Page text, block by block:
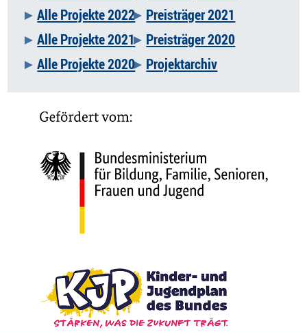
Alle Projekte 2022
Preisträger 2021
Alle Projekte 2021
Preisträger 2020
Alle Projekte 2020
Projektarchiv